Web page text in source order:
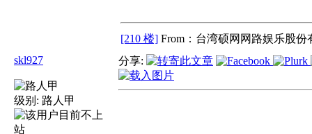
[210 楼] From：台湾硕网网路娱乐股份
skl927
级别: 路人甲
分享: